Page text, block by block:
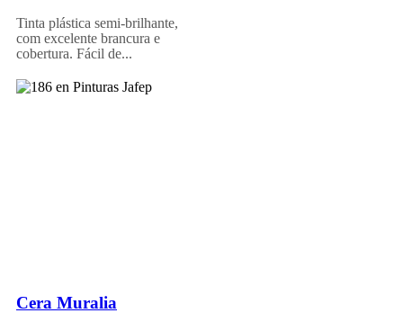
Tinta plástica semi-brilhante,
com excelente brancura e
cobertura. Fácil de...
Cera Muralia